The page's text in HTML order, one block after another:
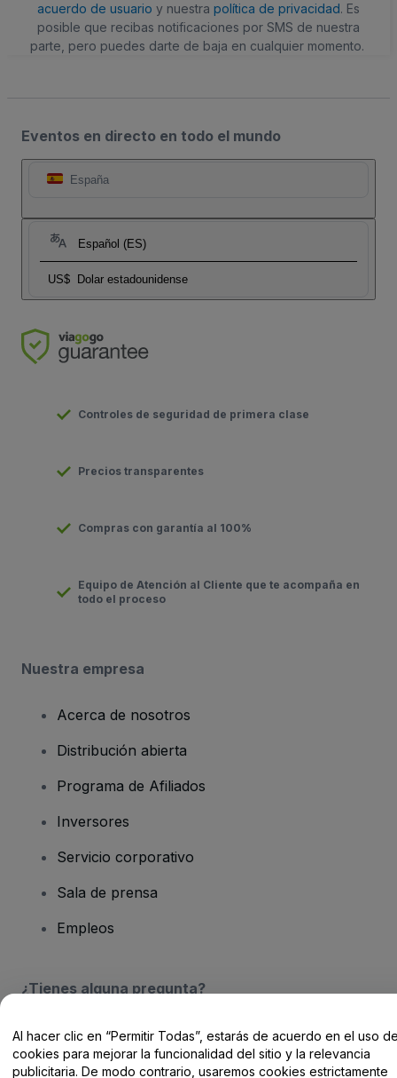
acuerdo de usuario y nuestra política de privacidad. Es
posible que recibas notificaciones por SMS de nuestra
parte, pero puedes darte de baja en cualquier momento.
Eventos en directo en todo el mundo
España
Español (ES)
US$ Dolar estadounidense
Controles de seguridad de primera clase
Precios transparentes
Compras con garantía al 100%
Equipo de Atención al Cliente que te acompaña en
todo el proceso
Nuestra empresa
Acerca de nosotros
Distribución abierta
Programa de Afiliados
Inversores
Servicio corporativo
Sala de prensa
Empleos
¿Tienes alguna pregunta?
Centro de Ayuda / Contacto
Al hacer clic en “Permitir Todas”, estarás de acuerdo en el uso
cookies para mejorar la funcionalidad del sitio y la relevancia
publicitaria. De modo contrario, usaremos cookies estrictamente